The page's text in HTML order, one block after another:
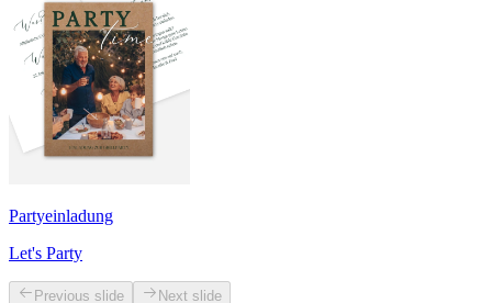
Partyeinladung
Let's Party
Previous slide Next slide